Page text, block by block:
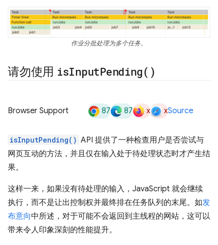
作业分批处理为多个任务。
请勿使用 isInputPending( )
Browser Support 87 87 x xSource
isInputPending() API 提供了一种检查用户是否尝试与
网页互动的方法，并且仅在输入处于待处理状态时才产生结
果。
这样一来，如果没有待处理的输入，JavaScript 就会继续
执行，而不是让出控制权并最终排在任务队列的末尾。如发
布意向中所述，对于可能不会返回到主线程的网站，这可以
带来令人印象深刻的性能提升。